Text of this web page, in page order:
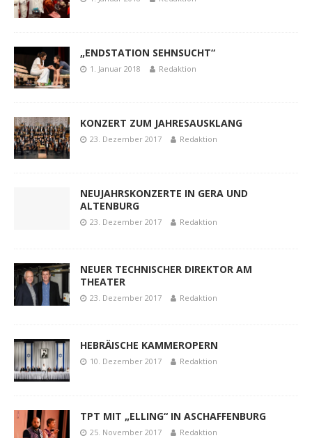
„ENDSTATION SEHNSUCHT“
1. Januar 2018 Redaktion
KONZERT ZUM JAHRESAUSKLANG
23. Dezember 2017 Redaktion
NEUJAHRSKONZERTE IN GERA UND
ALTENBURG
23. Dezember 2017 Redaktion
NEUER TECHNISCHER DIREKTOR AM
THEATER
23. Dezember 2017 Redaktion
HEBRÄISCHE KAMMEROPERN
10. Dezember 2017 Redaktion
TPT MIT „ELLING“ IN ASCHAFFENBURG
25. November 2017 Redaktion